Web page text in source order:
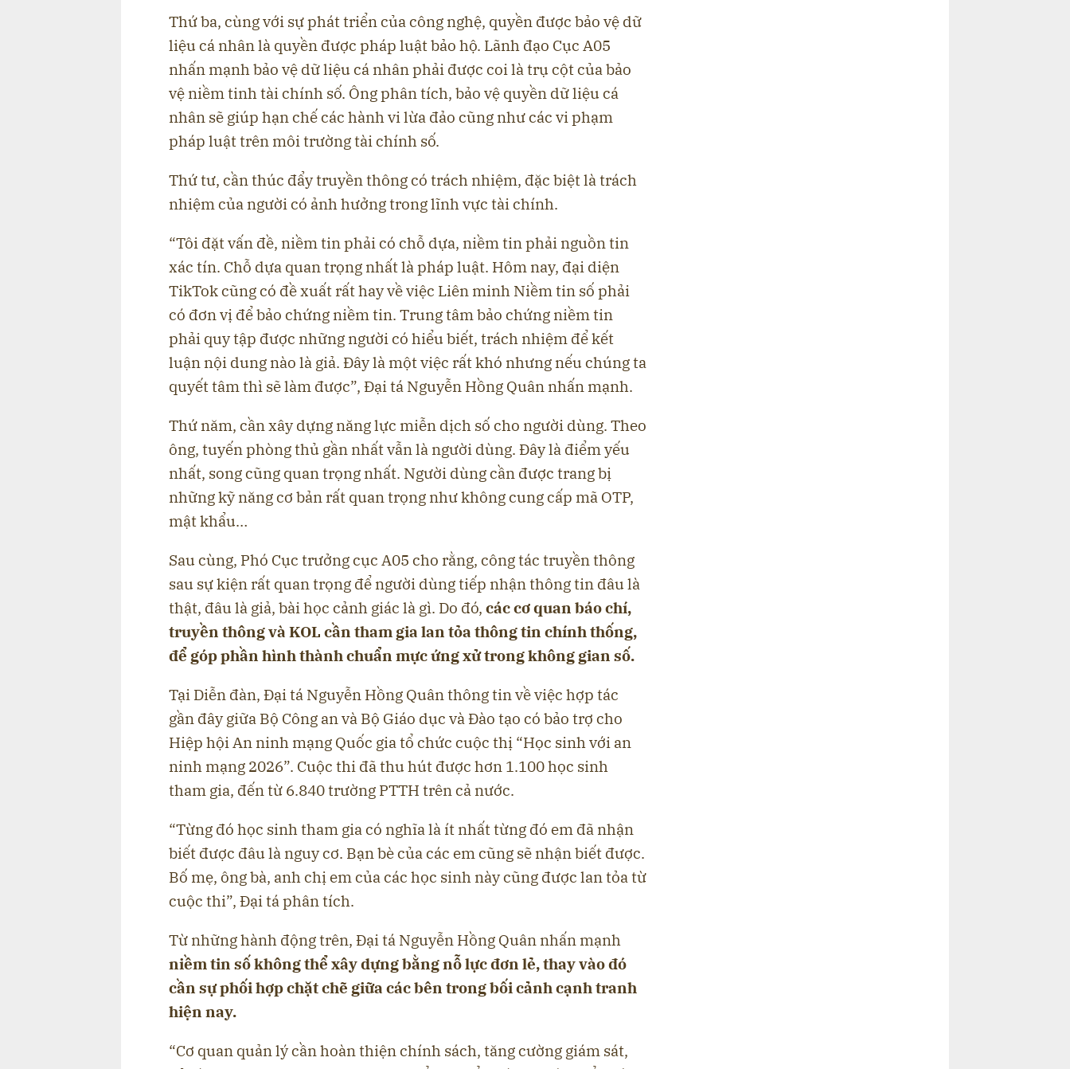
Thứ ba, cùng với sự phát triển của công nghệ, quyền được bảo vệ dữ
liệu cá nhân là quyền được pháp luật bảo hộ. Lãnh đạo Cục A05
nhấn mạnh bảo vệ dữ liệu cá nhân phải được coi là trụ cột của bảo
vệ niềm tinh tài chính số. Ông phân tích, bảo vệ quyền dữ liệu cá
nhân sẽ giúp hạn chế các hành vi lừa đảo cũng như các vi phạm
pháp luật trên môi trường tài chính số.
Thứ tư, cần thúc đẩy truyền thông có trách nhiệm, đặc biệt là trách
nhiệm của người có ảnh hưởng trong lĩnh vực tài chính.
“Tôi đặt vấn đề, niềm tin phải có chỗ dựa, niềm tin phải nguồn tin
xác tín. Chỗ dựa quan trọng nhất là pháp luật. Hôm nay, đại diện
TikTok cũng có đề xuất rất hay về việc Liên minh Niềm tin số phải
có đơn vị để bảo chứng niềm tin. Trung tâm bảo chứng niềm tin
phải quy tập được những người có hiểu biết, trách nhiệm để kết
luận nội dung nào là giả. Đây là một việc rất khó nhưng nếu chúng ta
quyết tâm thì sẽ làm được”, Đại tá Nguyễn Hồng Quân nhấn mạnh.
Thứ năm, cần xây dựng năng lực miễn dịch số cho người dùng. Theo
ông, tuyến phòng thủ gần nhất vẫn là người dùng. Đây là điểm yếu
nhất, song cũng quan trọng nhất. Người dùng cần được trang bị
những kỹ năng cơ bản rất quan trọng như không cung cấp mã OTP,
mật khẩu…
Sau cùng, Phó Cục trưởng cục A05 cho rằng, công tác truyền thông
sau sự kiện rất quan trọng để người dùng tiếp nhận thông tin đâu là
thật, đâu là giả, bài học cảnh giác là gì. Do đó, các cơ quan báo chí,
truyền thông và KOL cần tham gia lan tỏa thông tin chính thống,
để góp phần hình thành chuẩn mực ứng xử trong không gian số.
Tại Diễn đàn, Đại tá Nguyễn Hồng Quân thông tin về việc hợp tác
gần đây giữa Bộ Công an và Bộ Giáo dục và Đào tạo có bảo trợ cho
Hiệp hội An ninh mạng Quốc gia tổ chức cuộc thị “Học sinh với an
ninh mạng 2026”. Cuộc thi đã thu hút được hơn 1.100 học sinh
tham gia, đến từ 6.840 trường PTTH trên cả nước.
“Từng đó học sinh tham gia có nghĩa là ít nhất từng đó em đã nhận
biết được đâu là nguy cơ. Bạn bè của các em cũng sẽ nhận biết được.
Bố mẹ, ông bà, anh chị em của các học sinh này cũng được lan tỏa từ
cuộc thi”, Đại tá phân tích.
Từ những hành động trên, Đại tá Nguyễn Hồng Quân nhấn mạnh
niềm tin số không thể xây dựng bằng nỗ lực đơn lẻ, thay vào đó
cần sự phối hợp chặt chẽ giữa các bên trong bối cảnh cạnh tranh
hiện nay.
“Cơ quan quản lý cần hoàn thiện chính sách, tăng cường giám sát,